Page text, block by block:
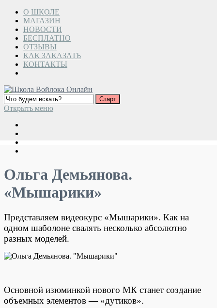
О ШКОЛЕ
МАГАЗИН
НОВОСТИ
БЕСПЛАТНО
ОТЗЫВЫ
КАК ЗАКАЗАТЬ
КОНТАКТЫ
Открыть меню
Ольга Демьянова.
«Мышарики»
Представляем видеокурс «Мышарики». Как на
одном шаболоне свалять несколько абсолютно
разных моделей.
Основной изюминкой нового МК станет создание
объемных элементов — «дутиков».